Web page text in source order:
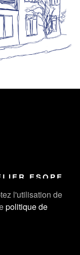
l'utilisation de
politique de
ESOPE